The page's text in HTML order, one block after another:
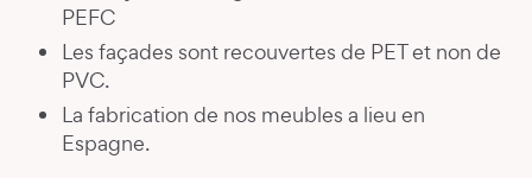
PEFC
Les façades sont recouvertes de PET et non de
PVC.
La fabrication de nos meubles a lieu en
Espagne.